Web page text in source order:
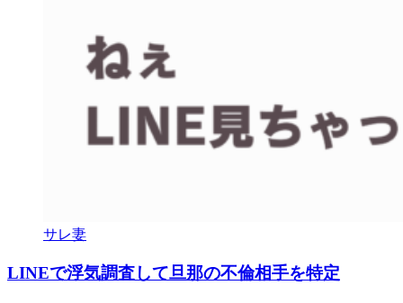
サレ妻
LINEで浮気調査して旦那の不倫相手を特定